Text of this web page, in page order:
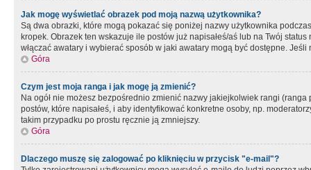
Jak mogę wyświetlać obrazek pod moją nazwą użytkownika?
Są dwa obrazki, które mogą pokazać się poniżej nazwy użytkownika
kropek. Obrazek ten wskazuje ile postów już napisałeś/aś lub na Twój
włączać awatary i wybierać sposób w jaki awatary mogą być dostępne.
Góra
Czym jest moja ranga i jak mogę ją zmienić?
Na ogół nie możesz bezpośrednio zmienić nazwy jakiejkolwiek rangi
postów, które napisałeś, i aby identyfikować konkretne osoby, np.
takim przypadku po prostu ręcznie ją zmniejszy.
Góra
Dlaczego muszę się zalogować po kliknięciu w przycisk "e-mail"?